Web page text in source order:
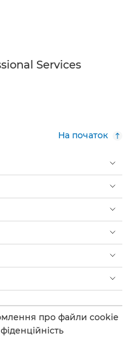
Services
На початок
про файли cookie